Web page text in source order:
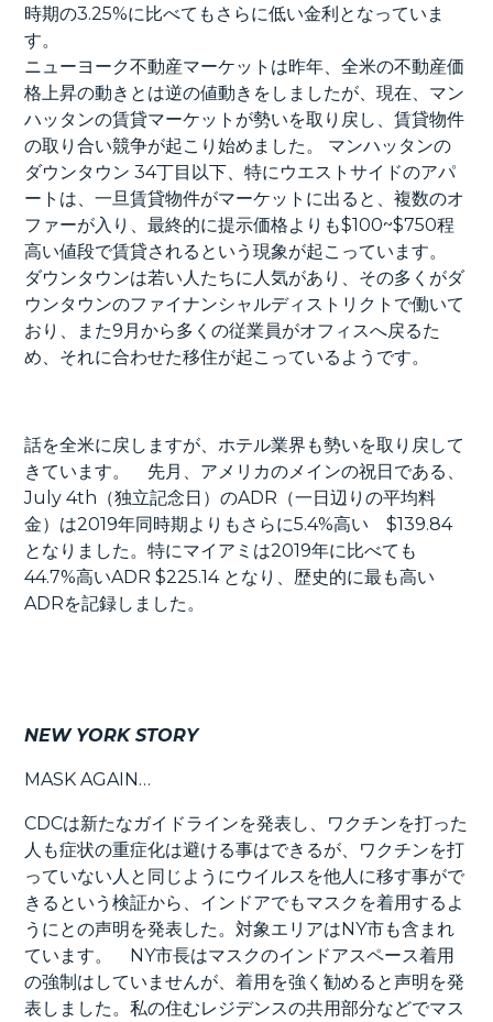
時期の3.25%に比べてもさらに低い金利となっていま
す。
ニューヨーク不動産マーケットは昨年、全米の不動産価
格上昇の動きとは逆の値動きをしましたが、現在、マン
ハッタンの賃貸マーケットが勢いを取り戻し、賃貸物件
の取り合い競争が起こり始めました。 マンハッタンの
ダウンタウン 34丁目以下、特にウエストサイドのアパ
ートは、一旦賃貸物件がマーケットに出ると、複数のオ
ファーが入り、最終的に提示価格よりも$100~$750程
高い値段で賃貸されるという現象が起こっています。
ダウンタウンは若い人たちに人気があり、その多くがダ
ウンタウンのファイナンシャルディストリクトで働いて
おり、また9月から多くの従業員がオフィスへ戻るた
め、それに合わせた移住が起こっているようです。
話を全米に戻しますが、ホテル業界も勢いを取り戻して
きています。 先月、アメリカのメインの祝日である、
July 4th（独立記念日）のADR（一日辺りの平均料
金）は2019年同時期よりもさらに5.4%高い $139.84
となりました。特にマイアミは2019年に比べても
44.7%高いADR $225.14 となり、歴史的に最も高い
ADRを記録しました。
NEW YORK STORY
MASK AGAIN…
CDCは新たなガイドラインを発表し、ワクチンを打った
人も症状の重症化は避ける事はできるが、ワクチンを打
っていない人と同じようにウイルスを他人に移す事がで
きるという検証から、インドアでもマスクを着用するよ
うにとの声明を発表した。対象エリアはNY市も含まれ
ています。 NY市長はマスクのインドアスペース着用
の強制はしていませんが、着用を強く勧めると声明を発
表しました。私の住むレジデンスの共用部分などでマス